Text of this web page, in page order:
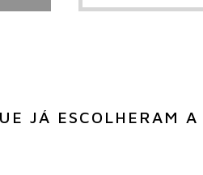
JÁ ESCOLHERAM A